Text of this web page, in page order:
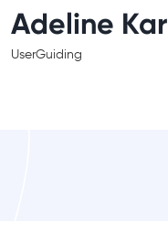
Adeline
UserGuiding